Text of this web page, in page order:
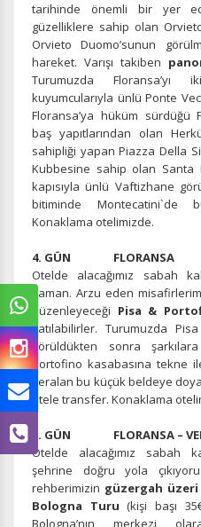
tarihinde önemli bir yer
güzelliklere sahip olan
Orvieto Duomo’sunun
hareket. Varışı takiben
Turumuzda
kuyumcularıyla ünlü Ponte
Floransa’ya hüküm sürdüğü
baş yapıtlarından olan
sahipliği yapan Piazza Della
Kubbesine sahip olan Santa
kapısıyla ünlü Vaftizhane
bitiminde Montecatini`de
Konaklama otelimizde.
4. GÜN FLORANSA
Otelde alacağımız sabah
zaman. Arzu eden
düzenleyeceği Pisa &
katılabilirler. Turumuzda
görüldükten sonra
Portofino kasabasına tekne
yeralan bu küçük beldeye
otele transfer. Konaklama
5. GÜN FLORANSA –
Otelde alacağımız sabah
şehrine doğru yola
rehberimizin güzergah
Bologna Turu (kişi başı
Bologna’nın merkezi